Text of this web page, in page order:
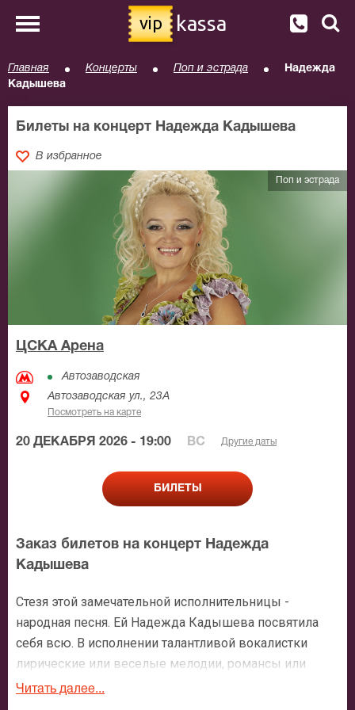
vip kassa
Главная Концерты Поп и эстрада
Надежда
Кадышева
Билеты на концерт Надежда Кадышева
В избранное
Поп и эстрада
ЦСКА Арена
Автозаводская
Автозаводская ул., 23А
Посмотреть на карте
20 ДЕКАБРЯ 2026 - 19:00 ВС Другие даты
БИЛЕТЫ
Заказ билетов на концерт Надежда
Кадышева
Стезя этой замечательной исполнительницы -
народная песня. Ей Надежда Кадышева посвятила
себя всю. В исполнении талантливой вокалистки
лирические или веселые мелодии, романсы или
песни современных авторов - обретают особое
Читать далее...